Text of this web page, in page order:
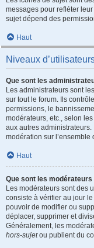
messages pour refléter
sujet dépend des
Haut
Niveaux
Que sont les
Les administrateurs sont
sur tout le forum. Ils
permissions, le
modérateurs, etc., selon
aux autres
modération sur
Haut
Que sont les modérateurs
Les modérateurs sont des
consiste à vérifier au jour
pouvoir de modifier ou
déplacer, supprimer et
Généralement, les
hors-sujetou publient du